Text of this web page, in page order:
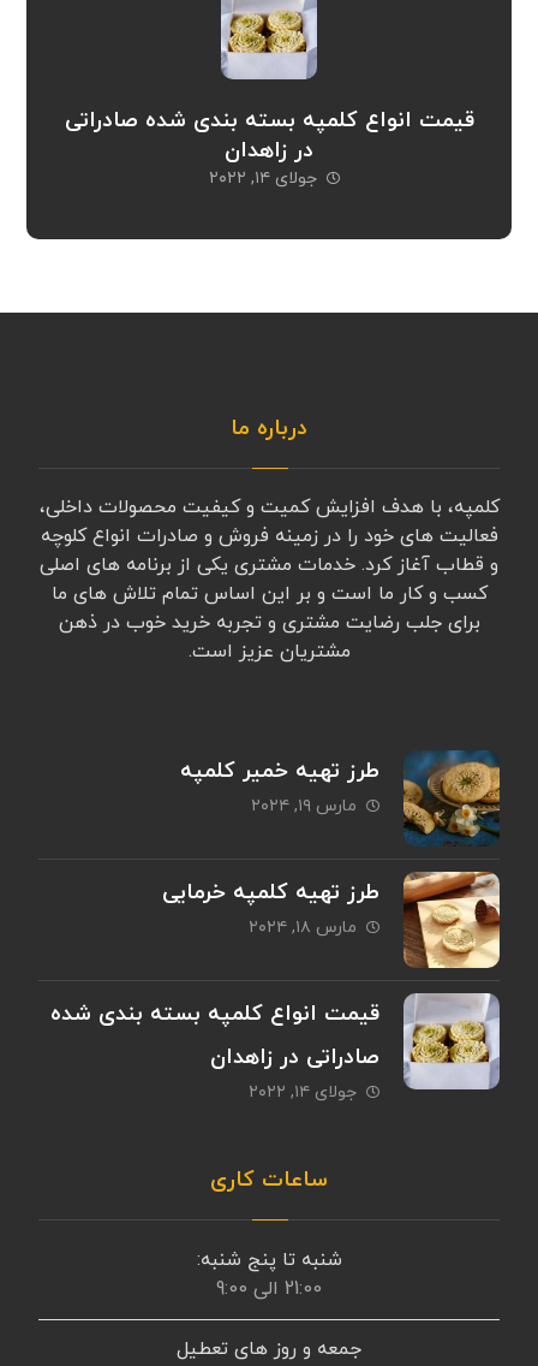
قیمت انواع کلمپه بسته بندی شده صادراتی
در زاهدان
جولای ۱۴, ۲۰۲۲
درباره ما
کلمپه، با هدف افزایش کمیت و کیفیت محصولات داخلی،
فعالیت های خود را در زمینه فروش و صادرات انواع کلوچه
و قطاب آغاز کرد. خدمات مشتری یکی از برنامه های اصلی
کسب و کار ما است و بر این اساس تمام تلاش های ما
برای جلب رضایت مشتری و تجربه خرید خوب در ذهن
مشتریان عزیز است.
طرز تهیه خمیر کلمپه
مارس ۱۹, ۲۰۲۴
طرز تهیه کلمپه خرمایی
مارس ۱۸, ۲۰۲۴
قیمت انواع کلمپه بسته بندی شده
صادراتی در زاهدان
جولای ۱۴, ۲۰۲۲
ساعات کاری
شنبه تا پنج شنبه:
21:00 الی 9:00
جمعه و روز های تعطیل